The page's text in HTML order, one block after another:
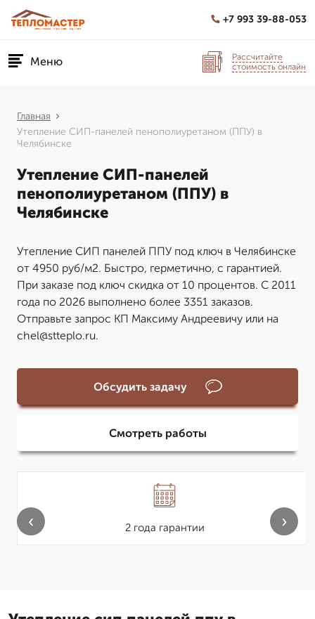
+7 993 39-88-053
Меню
Рассчитайте
стоимость онлайн
Главная
Утепление СИП-панелей пенополиуретаном (ППУ) в
Челябинске
Утепление СИП-панелей
пенополиуретаном (ППУ) в
Челябинске
Утепление СИП панелей ППУ под ключ в Челябинске
от 4950 руб/м2. Быстро, герметично, с гарантией.
При заказе под ключ скидка от 10 процентов. С 2011
года по 2026 выполнено более 3351 заказов.
Отправьте запрос КП Максиму Андреевичу или на
chel@stteplo.ru.
Обсудить задачу
Смотреть работы
2 года гарантии
‹ ›